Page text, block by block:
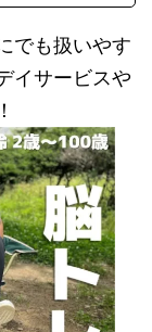
でも扱いやす
イサービスや